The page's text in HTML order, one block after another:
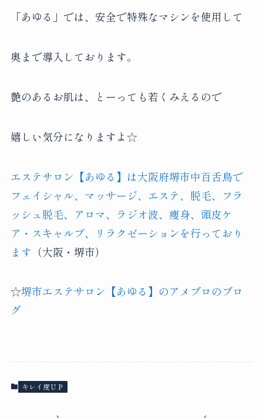
「あゆる」では、安全で特殊なマシンを使用して
奥まで導入しております。
艶のあるお肌は、とーっても若くみえるので
嬉しい気分になりますよ☆
エステサロン【あゆる】は大阪府堺市中百舌鳥で
フェイシャル、マッサージ、エステ、脱毛、フラ
ッシュ脱毛、アロマ、ラジオ波、痩身、頭皮ケ
ア・スキャルプ、リラクゼーションを行っており
ます （大阪・堺市）
☆堺市エステサロン【あゆる】のアメブロのブロ
グ
キレイ度ＵＰ